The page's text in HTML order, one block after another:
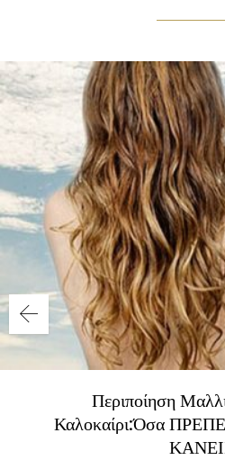
Περιποίηση
Καλοκαίρι:Όσα